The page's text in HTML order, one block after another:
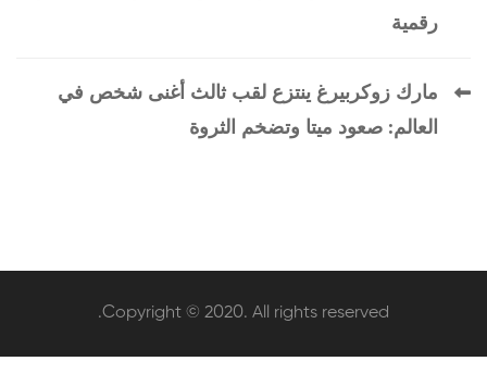
رقمية
مارك زوكربيرغ ينتزع لقب ثالث أغنى شخص في
العالم: صعود ميتا وتضخم الثروة
Copyright © 2020. All rights reserved.